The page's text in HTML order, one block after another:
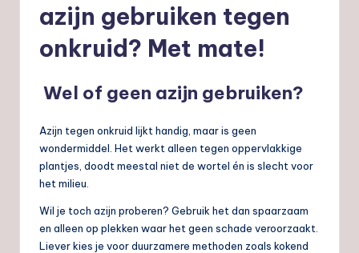
azijn gebruiken tegen
onkruid? Met mate!
Wel of geen azijn gebruiken?
Azijn tegen onkruid lijkt handig, maar is geen
wondermiddel. Het werkt alleen tegen oppervlakkige
plantjes, doodt meestal niet de wortel én is slecht voor
het milieu.
Wil je toch azijn proberen? Gebruik het dan spaarzaam
en alleen op plekken waar het geen schade veroorzaakt.
Liever kies je voor duurzamere methoden zoals kokend